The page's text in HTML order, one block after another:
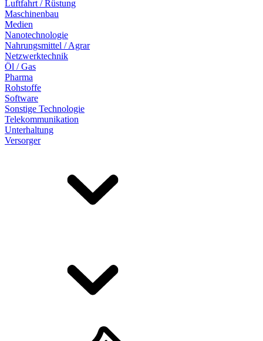
Luftfahrt / Rüstung
Maschinenbau
Medien
Nanotechnologie
Nahrungsmittel / Agrar
Netzwerktechnik
Öl / Gas
Pharma
Rohstoffe
Software
Sonstige Technologie
Telekommunikation
Unterhaltung
Versorger